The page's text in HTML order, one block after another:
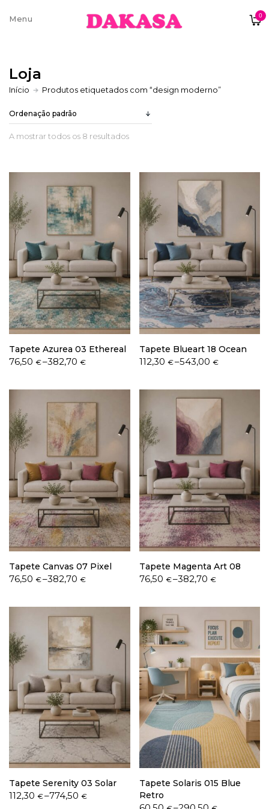
0
Sobre nós
Contatos e moradas
Trocas e Devoluções
Termos e condições
Política de Privacidade
Loja
Início Produtos etiquetados com “design moderno”
A mostrar todos os 8 resultados
Tapete Azurea 03 Ethereal
76,50 €–382,70€
Price
382,70 €
Tapete Blueart 18 Ocean
112,30 €–543,00 €
Price
543,00 €
Tapete Canvas 07 Pixel
76,50 €–382,70€
Price
Tapete Magenta Art 08
76,50 €–382,70 €
Price
through
382,70 €
Tapete Serenity 03 Solar
112,30 €–774,50€
Price
Tapete Solaris 015 Blue
Retro